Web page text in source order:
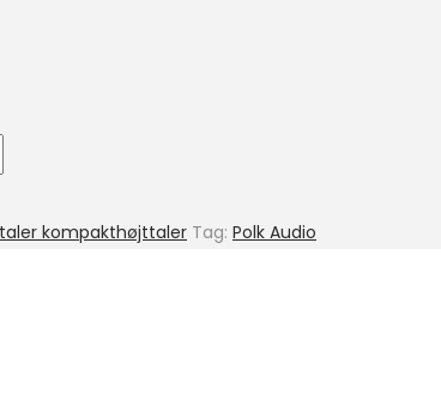
kompakthøjttaler Tag: Polk Audio